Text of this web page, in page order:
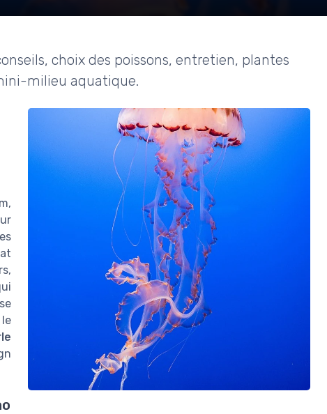
choix des poissons, entretien, plantes
milieu aquatique.